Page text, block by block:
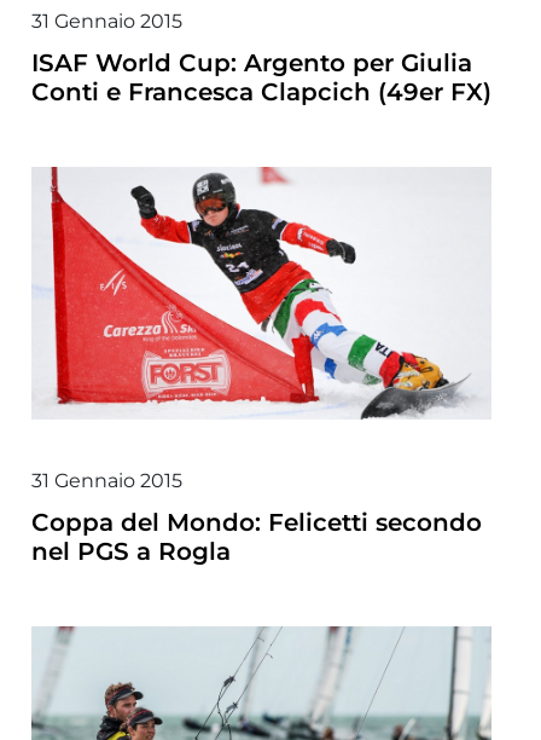
31 Gennaio 2015
ISAF World Cup: Argento per Giulia
Conti e Francesca Clapcich (49er FX)
31 Gennaio 2015
Coppa del Mondo: Felicetti secondo
nel PGS a Rogla